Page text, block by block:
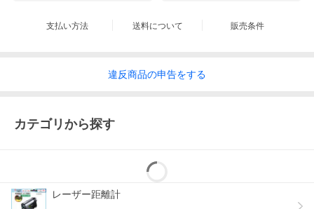
支払い方法 送料について 販売条件
違反商品の申告をする
カテゴリから探す
レーザー距離計